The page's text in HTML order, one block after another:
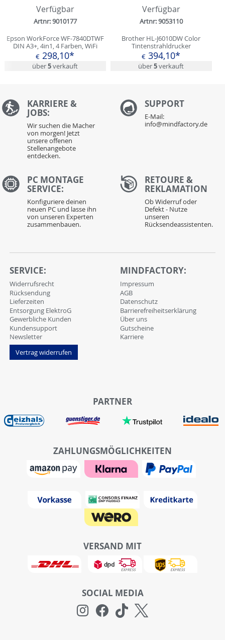
Verfügbar
Artnr: 9010177
Epson WorkForce WF-7840DTWF
DIN A3+, 4in1, 4 Farben, WiFi
€ 298,10*
über5verkauft
Verfügbar
Artnr: 9053110
Brother HL-J6010DW Color
Tintenstrahldrucker
€ 394,10*
über5verkauft
KARRIERE &
JOBS:
Wir suchen die Macher
von morgen! Jetzt
unsere offenen
Stellenangebote
entdecken.
SUPPORT
E-Mail:
info@mindfactory.de
PC MONTAGE
SERVICE:
Konfiguriere deinen
neuen PC und lasse ihn
von unseren Experten
zusammenbauen.
RETOURE &
REKLAMATION
Ob Widerruf oder
Defekt - Nutze
unseren
Rücksendeassistenten.
SERVICE:
Widerrufsrecht
Rücksendung
Lieferzeiten
Entsorgung ElektroG
Gewerbliche Kunden
Kundensupport
Newsletter
Vertrag widerrufen
MINDFACTORY:
Impressum
AGB
Datenschutz
Barrierefreiheitserklärung
Über uns
Gutscheine
Karriere
PARTNER
ZAHLUNGSMÖGLICHKEITEN
VERSAND MIT
SOCIAL MEDIA